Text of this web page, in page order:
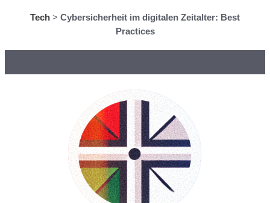
Tech > Cybersicherheit im digitalen Zeitalter: Best
Practices